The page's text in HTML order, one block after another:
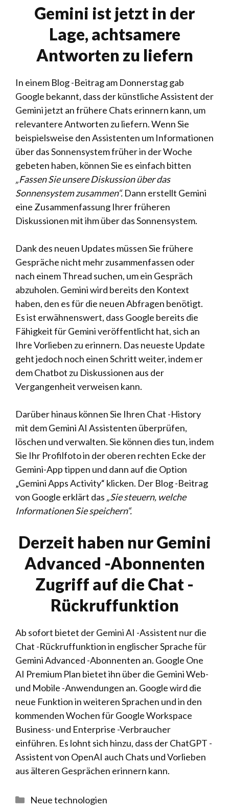
Gemini ist jetzt in der
Lage, achtsamere
Antworten zu liefern
In einem Blog -Beitrag am Donnerstag gab
Google bekannt, dass der künstliche Assistent der
Gemini jetzt an frühere Chats erinnern kann, um
relevantere Antworten zu liefern. Wenn Sie
beispielsweise den Assistenten um Informationen
über das Sonnensystem früher in der Woche
gebeten haben, können Sie es einfach bitten
„Fassen Sie unsere Diskussion über das
Sonnensystem zusammen“. Dann erstellt Gemini
eine Zusammenfassung Ihrer früheren
Diskussionen mit ihm über das Sonnensystem.
Dank des neuen Updates müssen Sie frühere
Gespräche nicht mehr zusammenfassen oder
nach einem Thread suchen, um ein Gespräch
abzuholen. Gemini wird bereits den Kontext
haben, den es für die neuen Abfragen benötigt.
Es ist erwähnenswert, dass Google bereits die
Fähigkeit für Gemini veröffentlicht hat, sich an
Ihre Vorlieben zu erinnern. Das neueste Update
geht jedoch noch einen Schritt weiter, indem er
dem Chatbot zu Diskussionen aus der
Vergangenheit verweisen kann.
Darüber hinaus können Sie Ihren Chat -History
mit dem Gemini AI Assistenten überprüfen,
löschen und verwalten. Sie können dies tun, indem
Sie Ihr Profilfoto in der oberen rechten Ecke der
Gemini-App tippen und dann auf die Option
„Gemini Apps Activity“ klicken. Der Blog -Beitrag
von Google erklärt das „Sie steuern, welche
Informationen Sie speichern“.
Derzeit haben nur Gemini
Advanced -Abonnenten
Zugriff auf die Chat -
Rückruffunktion
Ab sofort bietet der Gemini AI -Assistent nur die
Chat -Rückruffunktion in englischer Sprache für
Gemini Advanced -Abonnenten an. Google One
AI Premium Plan bietet ihn über die Gemini Web-
und Mobile -Anwendungen an. Google wird die
neue Funktion in weiteren Sprachen und in den
kommenden Wochen für Google Workspace
Business- und Enterprise -Verbraucher
einführen. Es lohnt sich hinzu, dass der ChatGPT -
Assistent von OpenAI auch Chats und Vorlieben
aus älteren Gesprächen erinnern kann.
Kategorien
Neue technologien